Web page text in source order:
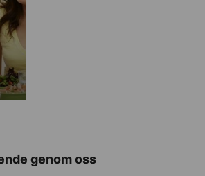
genom oss